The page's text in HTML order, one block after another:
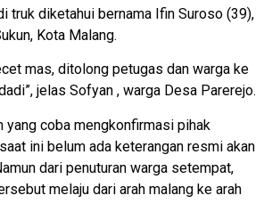
truk diketahui bernama Ifin Suroso (39),
Kota Malang.
mas, ditolong petugas dan warga ke
jelas Sofyan , warga Desa Parerejo.
yang coba mengkonfirmasi pihak
ini belum ada keterangan resmi akan
dari penuturan warga setempat,
melaju dari arah malang ke arah